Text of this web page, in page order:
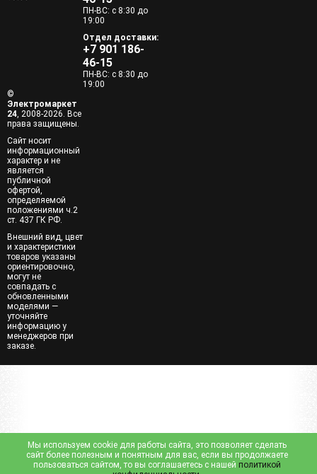
ПН-ВС: с 8:30 до
19:00
Отдел доставки:
+7 901 186-
46-15
ПН-ВС: с 8:30 до
19:00
©
Электромаркет
24, 2008-2026. Все
права защищены.
Сайт носит
информационный
характер и не
является
публичной
офертой,
определяемой
положениями ч.2
ст. 437 ГК РФ.
Внешний вид, цвет
и характеристики
товаров указаны
ориентировочно,
могут не
совпадать с
обновленными
моделями —
уточняйте
информацию у
менеджеров при
заказе.
Мы используем cookie для работы сайта, это позволяет сделать
сайт более полезным и понятным для вас, если вы продолжаете
пользоваться сайтом, то вы соглашаетесь с нашей политикой